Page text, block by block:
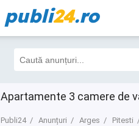
publi24.ro
Apartamente 3 camere de
Publi24 Anunțuri Arges Pitesti
Filtre 5 AI